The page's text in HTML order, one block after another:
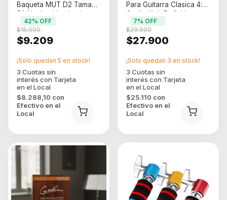
Baqueta MUT D2 Tamano
5A Naylon blue luminoso
$9.209
$15.990
42% OFF
$8.288,10 con
Efectivo en el
Local
¡Solo quedan 5 en stock!
Para Guitarra Clasica 4:4
Godin High Definition
Strings 9367
$27.900
$29.900
7% OFF
$25.110 con
Efectivo en el
Local
¡Solo quedan 3 en stock!